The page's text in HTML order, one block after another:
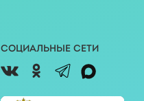
Социальные сети